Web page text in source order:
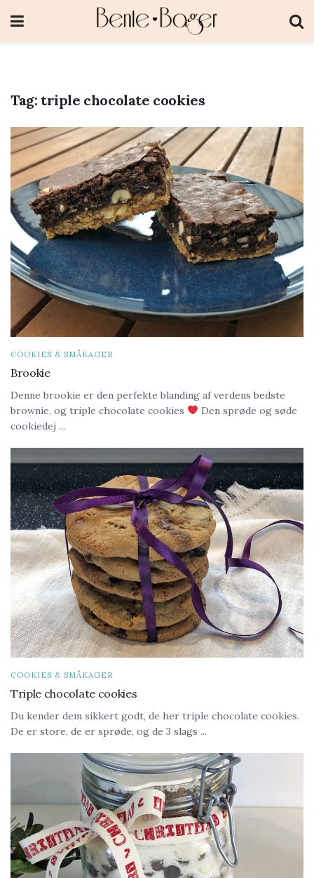
Tag: triple chocolate cookies
COOKIES & SMÅKAGER
Brookie
Denne brookie er den perfekte blanding af verdens bedste
brownie, og triple chocolate cookies
Den sprøde og søde
cookiedej ...
COOKIES & SMÅKAGER
Triple chocolate cookies
Du kender dem sikkert godt, de her triple chocolate cookies.
De er store, de er sprøde, og de 3 slags ...